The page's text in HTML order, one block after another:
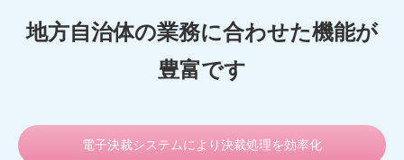
地方自治体の業務に合わせた機能が
豊富です
電子決裁システムにより決裁処理を効率化